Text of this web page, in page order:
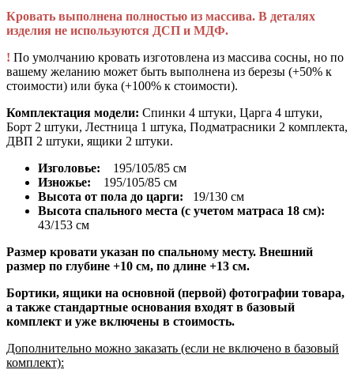
Кровать выполнена полностью из массива. В деталях
изделия не используются ДСП и МДФ.
! По умолчанию кровать изготовлена из массива сосны, но по
вашему желанию может быть выполнена из березы (+50% к
стоимости) или бука (+100% к стоимости).
Комплектация модели: Спинки 4 штуки, Царга 4 штуки,
Борт 2 штуки, Лестница 1 штука, Подматрасники 2 комплекта,
ДВП 2 штуки, ящики 2 штуки.
Изголовье:
195/105/85 см
Изножье: 195/105/85 см
Высота от пола до царги: 19/130 см
Высота спального места (с учетом матраса 18 см):
43/153 см
Размер кровати указан по спальному месту. Внешний
размер по глубине +10 см, по длине +13 см.
Бортики, ящики на основной (первой) фотографии товара,
а также стандартные основания входят в базовый
комплект и уже включены в стоимость.
Дополнительно можно заказать (если не включено в базовый
комплект):